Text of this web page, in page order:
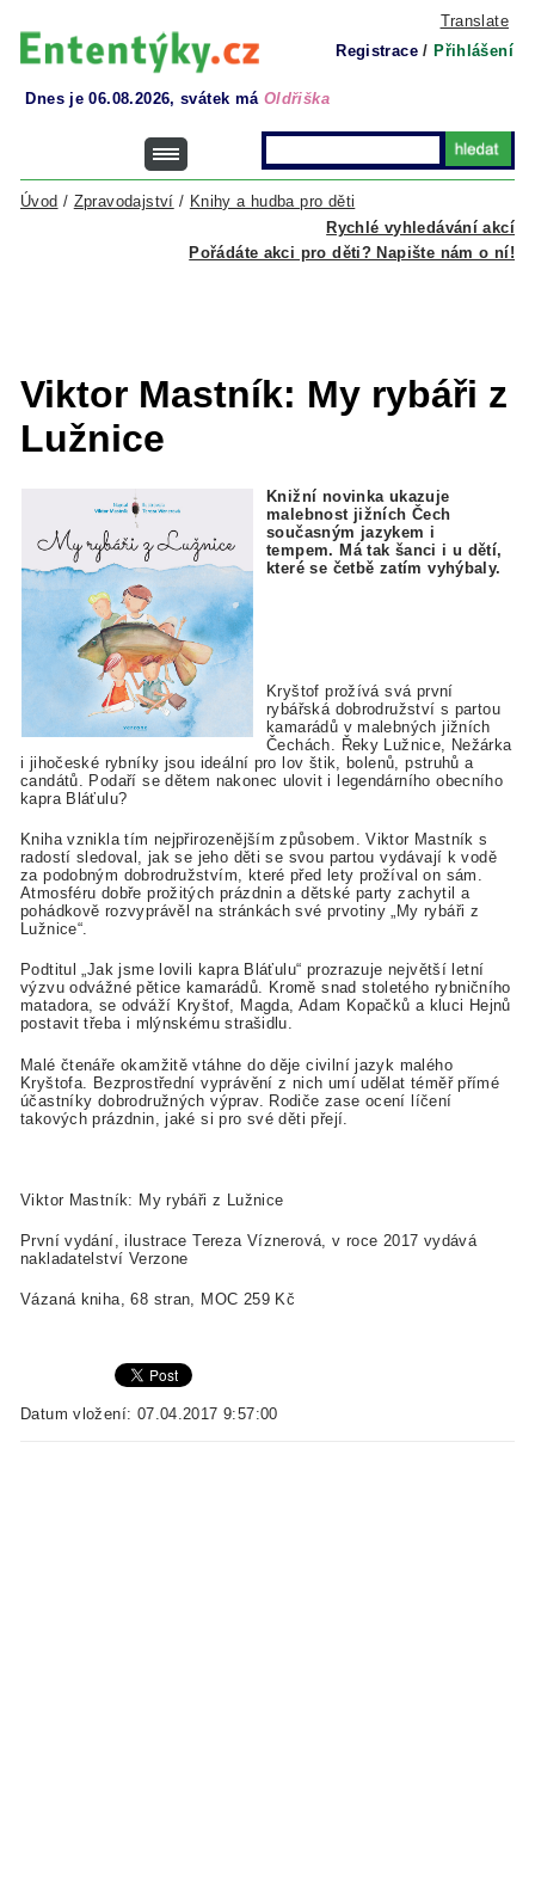
Translate
Registrace / Přihlášení
Dnes je 06.08.2026, svátek má Oldřiška
Rychlé vyhledávání akcí
Úvod / Zpravodajství / Knihy a hudba pro děti
Pořádáte akci pro děti? Napište nám o ní!
Viktor Mastník: My rybáři z
Lužnice
Knižní novinka ukazuje
malebnost jižních Čech
současným jazykem i
tempem. Má tak šanci i u dětí,
které se četbě zatím vyhýbaly.
Kryštof prožívá svá první
rybářská dobrodružství s partou
kamarádů v malebných jižních
Čechách. Řeky Lužnice, Nežárka
i jihočeské rybníky jsou ideální pro lov štik, bolenů, pstruhů a
candátů. Podaří se dětem nakonec ulovit i legendárního obecního
kapra Bláťulu?
Kniha vznikla tím nejpřirozenějším způsobem. Viktor Mastník s
radostí sledoval, jak se jeho děti se svou partou vydávají k vodě
za podobným dobrodružstvím, které před lety prožíval on sám.
Atmosféru dobře prožitých prázdnin a dětské party zachytil a
pohádkově rozvyprávěl na stránkách své prvotiny „My rybáři z
Lužnice“.
Podtitul „Jak jsme lovili kapra Bláťulu“ prozrazuje největší letní
výzvu odvážné pětice kamarádů. Kromě snad stoletého rybničního
matadora, se odváží Kryštof, Magda, Adam Kopačků a kluci Hejnů
postavit třeba i mlýnskému strašidlu.
Malé čtenáře okamžitě vtáhne do děje civilní jazyk malého
Kryštofa. Bezprostřední vyprávění z nich umí udělat téměř přímé
účastníky dobrodružných výprav. Rodiče zase ocení líčení
takových prázdnin, jakési pro své děti přejí.
Viktor Mastník: My rybáři z Lužnice
První vydání, ilustrace Tereza Víznerová, v roce 2017 vydává
nakladatelství Verzone
Vázaná kniha, 68 stran, MOC 259 Kč
Datum vložení: 07.04.2017 9:57:00